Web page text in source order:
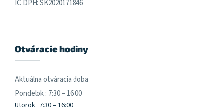
IČ DPH: SK2020171846
Otváracie hodiny
Aktuálna otváracia doba
Pondelok : 7:30 – 16:00
Utorok : 7:30 – 16:00